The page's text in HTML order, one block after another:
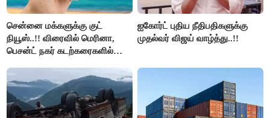
சென்னை மக்களுக்கு குட்
நியூஸ்..!! விரைவில் மெரினா,
பெசன்ட் நகர் கடற்கரைகளில்
ஐகோர்ட் புதிய நீதிபதிகளுக்கு
முதல்வர் விஜய் வாழ்த்து..!!